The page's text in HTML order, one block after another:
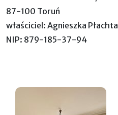
87-100 Toruń
właściciel: Agnieszka Płachta
NIP: 879-185-37-94